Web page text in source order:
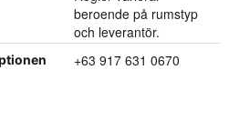
beroende på rumstyp
och leverantör.
+63 917 631 0670